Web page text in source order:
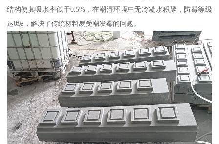
结构使其吸水率低于0.5%，在潮湿环境中无冷凝水积聚，防霉等级
达0级，解决了传统材料易受潮发霉的问题。